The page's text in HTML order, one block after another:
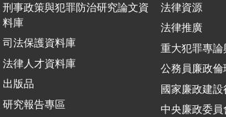
刑事政策與犯罪防治研究論文資
料庫
司法保護資料庫
法律人才資料庫
出版品
研究報告專區
法律資源
法律推廣
重大犯罪專論
公務員廉政倫
國家廉政建
中央廉政委員